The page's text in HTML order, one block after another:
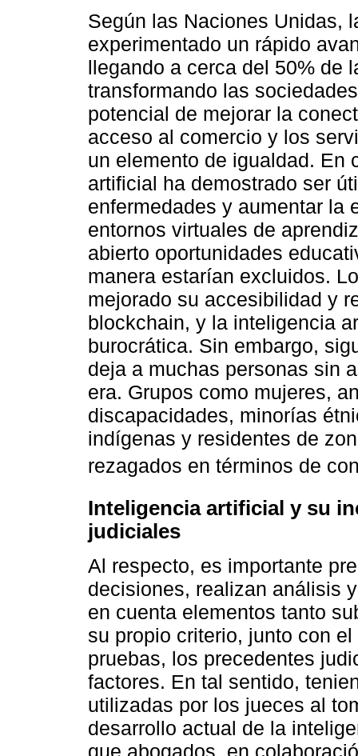
Según las Naciones Unidas,
experimentado un rápido
llegando a cerca del 50% de
transformando las
potencial de mejorar la
acceso al comercio y los
un elemento de igualdad. En
artificial ha demostrado ser
enfermedades y aumentar la
entornos virtuales de
abierto oportunidades
manera estarían excluidos.
mejorado su accesibilidad y
blockchain, y la inteligencia
burocrática. Sin embargo,
deja a muchas personas sin
era. Grupos como mujeres,
discapacidades, minorías
indígenas y residentes de
rezagados en términos de
Inteligencia artificial y su
judiciales
Al respecto, es importante
decisiones, realizan análisis
en cuenta elementos tanto
su propio criterio, junto con
pruebas, los precedentes
factores. En tal sentido,
utilizadas por los jueces al
desarrollo actual de la
que abogados, en